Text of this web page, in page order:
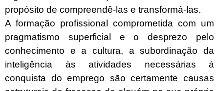
propósito de compreendê-las e transformá-las.
A formação profissional comprometida com um
pragmatismo superficial e o desprezo pelo
conhecimento e a cultura, a subordinação da
inteligência às atividades necessárias à
conquista do emprego são certamente causas